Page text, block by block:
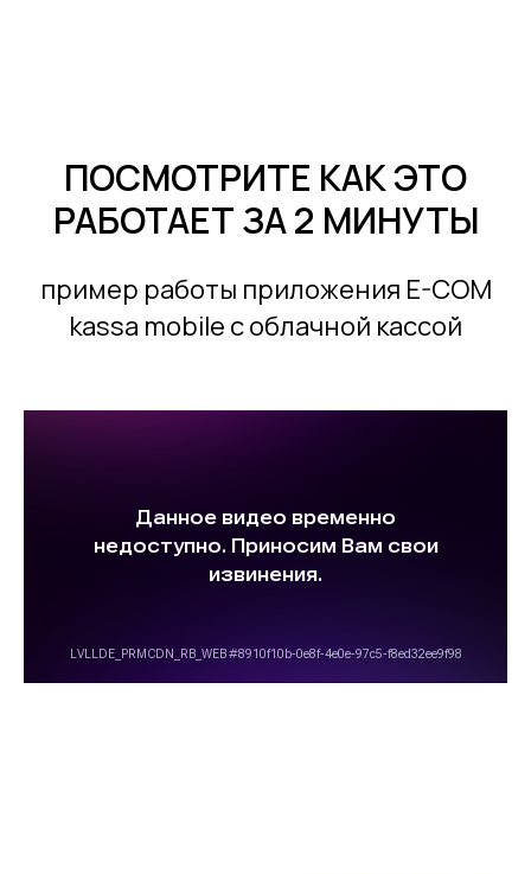
ПОСМОТРИТЕ КАК ЭТО
РАБОТАЕТ ЗА 2 МИНУТЫ
пример работы приложения E-COM
kassa mobile с облачной кассой